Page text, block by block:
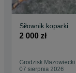
Siłownik koparki
2 000 zł
Grodzisk Mazowiecki
07 sierpnia 2026